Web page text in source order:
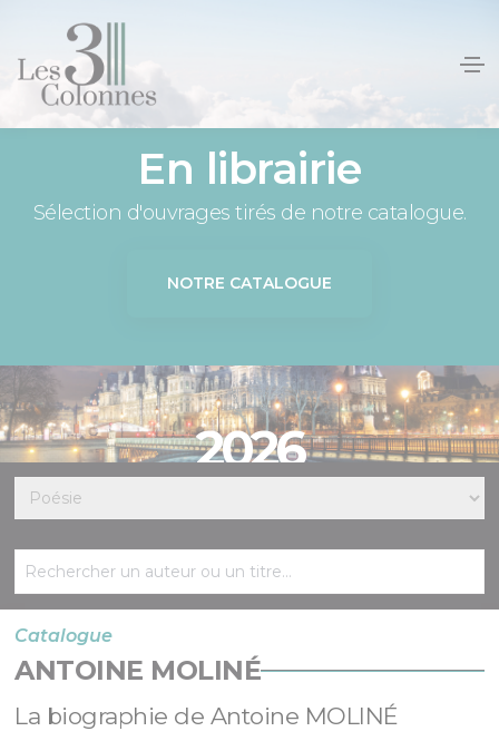
En librairie
Sélection d'ouvrages tirés de notre catalogue.
NOTRE CATALOGUE
2026
Catalogue
ANTOINE MOLINÉ
La biographie de Antoine MOLINÉ